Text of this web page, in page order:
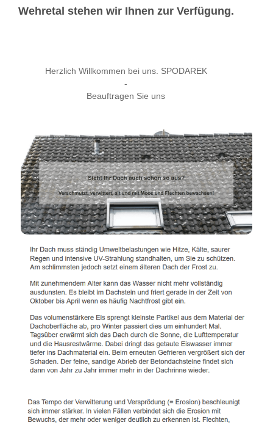
Wehretal stehen wir Ihnen zur Verfügung.
Herzlich Willkommen bei uns. SPODAREK
-
Beauftragen Sie uns